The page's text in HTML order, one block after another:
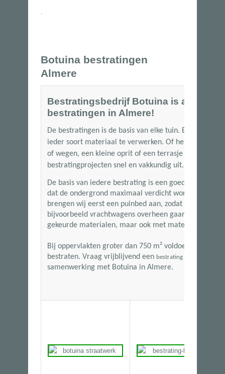
.
Botuina bestratingen
Almere
Bestratingsbedrijf Botuina is al meer
bestratingen in Almere!
De bestratingen is de basis van elke tuin. Bij Botuina
ieder soort materiaal te verwerken. Of het nu gaat
of wegen, een kleine oprit of een terrasje met
bestratingprojecten snel en vakkundig uit.
De basis van iedere bestrating is een goede
dat de ondergrond maximaal verdicht wordt.
brengen wij eerst een puinbed aan, zodat de
bijvoorbeeld vrachtwagens overheen gaan. Wij
gekeurde materialen, maar ook met materialen van
Bij oppervlakten groter dan 750 m² voldoen wij aan
bestraten. Vraag vrijblijvend een bestrating offerte
samenwerking met Botuina in Almere.